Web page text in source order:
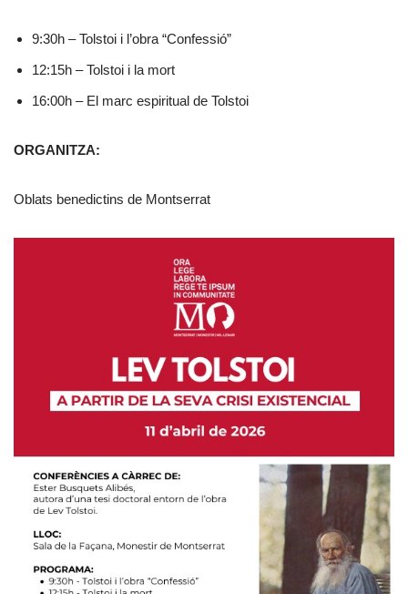
9:30h – Tolstoi i l’obra “Confessió”
12:15h – Tolstoi i la mort
16:00h – El marc espiritual de Tolstoi
ORGANITZA:
Oblats benedictins de Montserrat